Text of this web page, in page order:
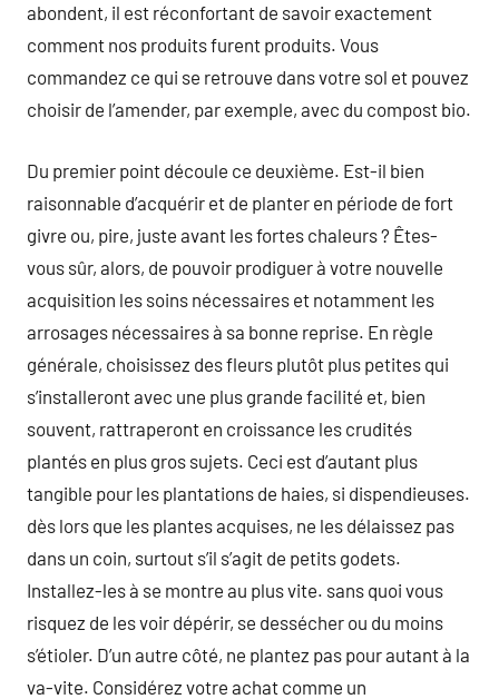
abondent, il est réconfortant de savoir exactement
comment nos produits furent produits. Vous
commandez ce qui se retrouve dans votre sol et pouvez
choisir de l’amender, par exemple, avec du compost bio.
Du premier point découle ce deuxième. Est-il bien
raisonnable d’acquérir et de planter en période de fort
givre ou, pire, juste avant les fortes chaleurs ? Êtes-
vous sûr, alors, de pouvoir prodiguer à votre nouvelle
acquisition les soins nécessaires et notamment les
arrosages nécessaires à sa bonne reprise. En règle
générale, choisissez des fleurs plutôt plus petites qui
s’installeront avec une plus grande facilité et, bien
souvent, rattraperont en croissance les crudités
plantés en plus gros sujets. Ceci est d’autant plus
tangible pour les plantations de haies, si dispendieuses.
dès lors que les plantes acquises, ne les délaissez pas
dans un coin, surtout s’il s’agit de petits godets.
Installez-les à se montre au plus vite. sans quoi vous
risquez de les voir dépérir, se dessécher ou du moins
s’étioler. D’un autre côté, ne plantez pas pour autant à la
va-vite. Considérez votre achat comme un